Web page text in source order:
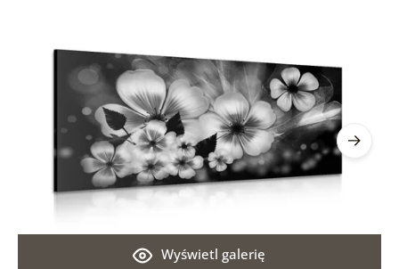
Wyświetl galerię